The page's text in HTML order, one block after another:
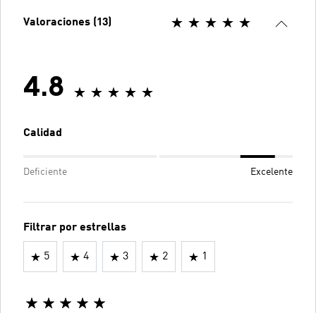
Valoraciones (13)
4.8
Calidad
Deficiente Excelente
Filtrar por estrellas
5 4 3 2 1